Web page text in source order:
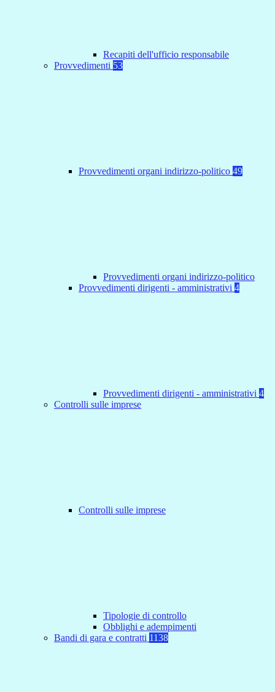
Recapiti dell'ufficio responsabile
Provvedimenti 53
Provvedimenti organi indirizzo-politico 49
Provvedimenti organi indirizzo-politico
Provvedimenti dirigenti - amministrativi 4
Provvedimenti dirigenti - amministrativi 4
Controlli sulle imprese
Controlli sulle imprese
Tipologie di controllo
Obblighi e adempimenti
Bandi di gara e contratti 1138